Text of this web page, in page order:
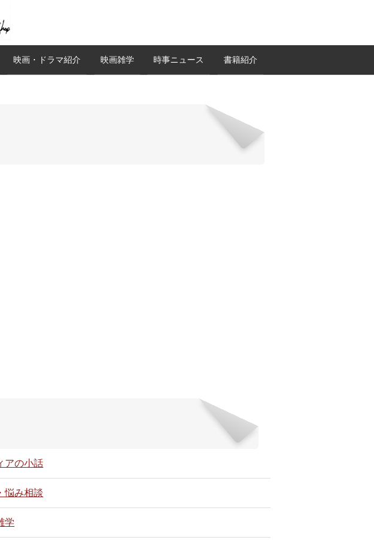
映画・ドラマ紹介 映画雑学 時事ニュース 書籍紹介
アの小話
悩み相談
学